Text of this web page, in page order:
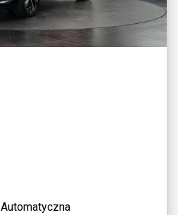
Automatyczna